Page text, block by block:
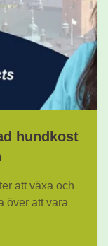
hundkost
att växa och
över att vara